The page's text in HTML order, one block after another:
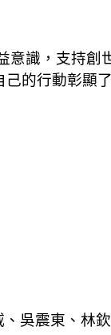
識，支持創
的行動彰顯
吳震東、林